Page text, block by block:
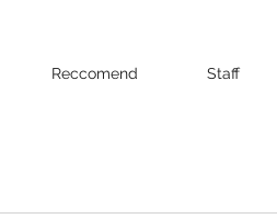
Reccomend Staff